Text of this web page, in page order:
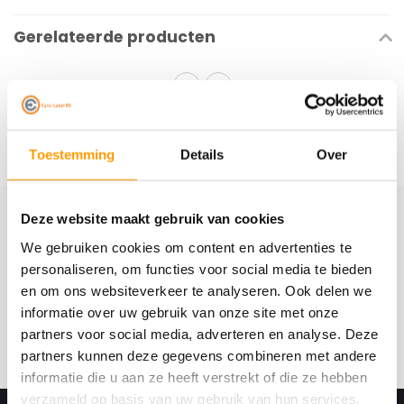
Toestemming Details Over
Deze website maakt gebruik van cookies
We gebruiken cookies om content en advertenties te
personaliseren, om functies voor social media te bieden
en om ons websiteverkeer te analyseren. Ook delen we
informatie over uw gebruik van onze site met onze
partners voor social media, adverteren en analyse. Deze
partners kunnen deze gegevens combineren met andere
informatie die u aan ze heeft verstrekt of die ze hebben
verzameld op basis van uw gebruik van hun services.
Gerelateerde producten
Schrijf je hier in voor onze nieuwsbrief
Ontvang onze nieuwste aanbiedingen en
kortingscodes
Abonneer